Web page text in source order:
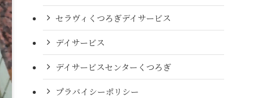
セラヴィくつろぎデイサービス
デイサービス
デイサービスセンターくつろぎ
プラバイシーポリシー